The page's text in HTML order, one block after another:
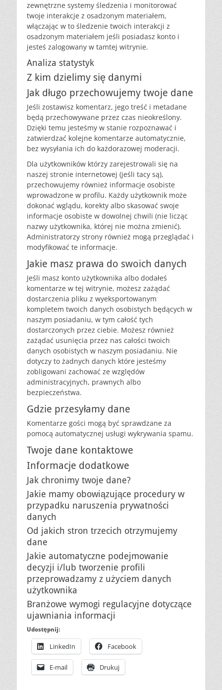
zewnętrzne systemy śledzenia i monitorować
twoje interakcje z osadzonym materiałem,
włączając w to śledzenie twoich interakcji z
osadzonym materiałem jeśli posiadasz konto i
jesteś zalogowany w tamtej witrynie.
Analiza statystyk
Z kim dzielimy się danymi
Jak długo przechowujemy twoje dane
Jeśli zostawisz komentarz, jego treść i metadane
będą przechowywane przez czas nieokreślony.
Dzięki temu jesteśmy w stanie rozpoznawać i
zatwierdzać kolejne komentarze automatycznie,
bez wysyłania ich do każdorazowej moderacji.
Dla użytkowników którzy zarejestrowali się na
naszej stronie internetowej (jeśli tacy są),
przechowujemy również informacje osobiste
wprowadzone w profilu. Każdy użytkownik może
dokonać wglądu, korekty albo skasować swoje
informacje osobiste w dowolnej chwili (nie licząc
nazwy użytkownika, której nie można zmienić).
Administratorzy strony również mogą przeglądać i
modyfikować te informacje.
Jakie masz prawa do swoich danych
Jeśli masz konto użytkownika albo dodałeś
komentarze w tej witrynie, możesz zażądać
dostarczenia pliku z wyeksportowanym
kompletem twoich danych osobistych będących w
naszym posiadaniu, w tym całość tych
dostarczonych przez ciebie. Możesz również
zażądać usunięcia przez nas całości twoich
danych osobistych w naszym posiadaniu. Nie
dotyczy to żadnych danych które jesteśmy
zobligowani zachować ze względów
administracyjnych, prawnych albo
bezpieczeństwa.
Gdzie przesyłamy dane
Komentarze gości mogą być sprawdzane za
pomocą automatycznej usługi wykrywania spamu.
Twoje dane kontaktowe
Informacje dodatkowe
Jak chronimy twoje dane?
Jakie mamy obowiązujące procedury w
przypadku naruszenia prywatności
danych
Od jakich stron trzecich otrzymujemy
dane
Jakie automatyczne podejmowanie
decyzji i/lub tworzenie profili
przeprowadzamy z użyciem danych
użytkownika
Branżowe wymogi regulacyjne dotyczące
ujawniania informacji
Udostępnij:
LinkedIn Facebook
E-mail Drukuj